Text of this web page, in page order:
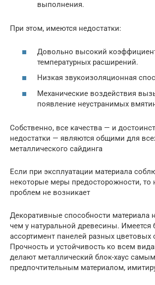
выполнения.
При этом, имеются недостатки:
Довольно высокий
температурных расширений.
Низкая звукоизоляционная
Механические воздействия
появление неустранимых
Собственно, все качества — и
недостатки — являются общими для
металлического сайдинга
Если при эксплуатации материала
некоторые меры предосторожности, то
проблем не возникает
Декоративные способности материала
чем у натуральной древесины. Имеется
ассортимент панелей разных цветовых
Прочность и устойчивость ко всем
делают металлический блок-хаус самым
предпочтительным материалом,